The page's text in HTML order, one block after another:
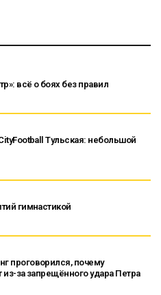
всё о боях без правил
Тульская: небольшой
гимнастикой
проговорился, почему
из-за запрещённого удара Петра